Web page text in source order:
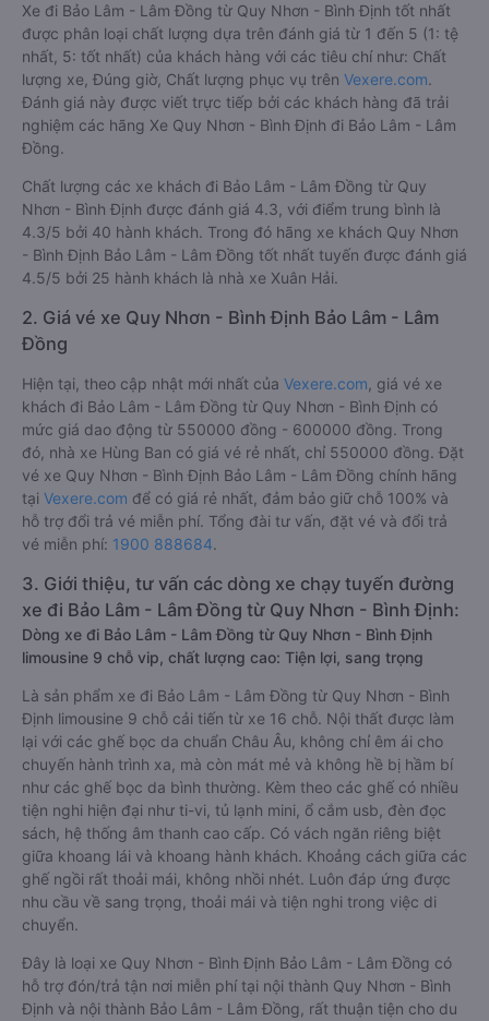
Xe đi Bảo Lâm - Lâm Đồng từ Quy Nhơn - Bình Định tốt nhất
được phân loại chất lượng dựa trên đánh giá từ 1 đến 5 (1: tệ
nhất, 5: tốt nhất) của khách hàng với các tiêu chí như: Chất
lượng xe, Đúng giờ, Chất lượng phục vụ trên Vexere.com.
Đánh giá này được viết trực tiếp bởi các khách hàng đã trải
nghiệm các hãng Xe Quy Nhơn - Bình Định đi Bảo Lâm - Lâm
Đồng.
Chất lượng các xe khách đi Bảo Lâm - Lâm Đồng từ Quy
Nhơn - Bình Định được đánh giá 4.3, với điểm trung bình là
4.3/5 bởi 40 hành khách. Trong đó hãng xe khách Quy Nhơn
- Bình Định Bảo Lâm - Lâm Đồng tốt nhất tuyến được đánh giá
4.5/5 bởi 25 hành khách là nhà xe Xuân Hải.
2. Giá vé xe Quy Nhơn - Bình Định Bảo Lâm - Lâm
Đồng
Hiện tại, theo cập nhật mới nhất của Vexere.com , giá vé xe
khách đi Bảo Lâm - Lâm Đồng từ Quy Nhơn - Bình Định có
mức giá dao động từ 550000 đồng - 600000 đồng. Trong
đó, nhà xe Hùng Ban có giá vé rẻ nhất, chỉ 550000 đồng. Đặt
vé xe Quy Nhơn - Bình Định Bảo Lâm - Lâm Đồng chính hãng
tại Vexere.com để có giá rẻ nhất, đảm bảo giữ chỗ 100% và
hỗ trợ đổi trả vé miễn phí. Tổng đài tư vấn, đặt vé và đổi trả
vé miễn phí: 1900 888684.
3. Giới thiệu, tư vấn các dòng xe chạy tuyến đường
xe đi Bảo Lâm - Lâm Đồng từ Quy Nhơn - Bình Định:
Dòng xe đi Bảo Lâm - Lâm Đồng từ Quy Nhơn - Bình Định
limousine 9 chỗ vip, chất lượng cao: Tiện lợi, sang trọng
Là sản phẩm xe đi Bảo Lâm - Lâm Đồng từ Quy Nhơn - Bình
Định limousine 9 chỗ cải tiến từ xe 16 chỗ. Nội thất được làm
lại với các ghế bọc da chuẩn Châu Âu, không chỉ êm ái cho
chuyến hành trình xa, mà còn mát mẻ và không hề bị hầm bí
như các ghế bọc da bình thường. Kèm theo các ghế có nhiều
tiện nghi hiện đại như ti-vi, tủ lạnh mini, ổ cắm usb, đèn đọc
sách, hệ thống âm thanh cao cấp. Có vách ngăn riêng biệt
giữa khoang lái và khoang hành khách. Khoảng cách giữa các
ghế ngồi rất thoải mái, không nhồi nhét. Luôn đáp ứng được
nhu cầu về sang trọng, thoải mái và tiện nghi trong việc di
chuyển.
Đây là loại xe Quy Nhơn - Bình Định Bảo Lâm - Lâm Đồng có
hỗ trợ đón/trả tận nơi miễn phí tại nội thành Quy Nhơn - Bình
Định và nội thành Bảo Lâm - Lâm Đồng, rất thuận tiện cho du